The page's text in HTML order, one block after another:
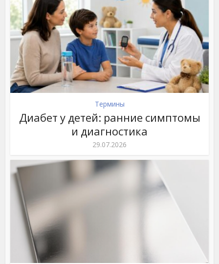
Термины
Диабет у детей: ранние симптомы
и диагностика
29.07.2026